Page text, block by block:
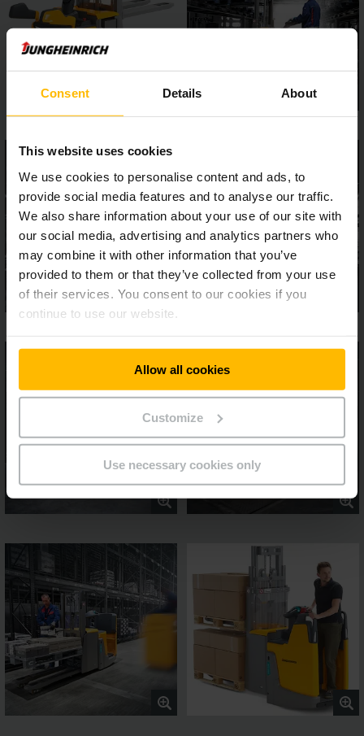
Consent Details About
This website uses cookies
We use cookies to personalise content and ads, to
provide social media features and to analyse our traffic.
We also share information about your use of our site with
our social media, advertising and analytics partners who
may combine it with other information that you’ve
provided to them or that they’ve collected from your use
of their services. You consent to our cookies if you
continue to use our website.
Allow all cookies
Customize
Use necessary cookies only
akkumulátorokból nyerhető.